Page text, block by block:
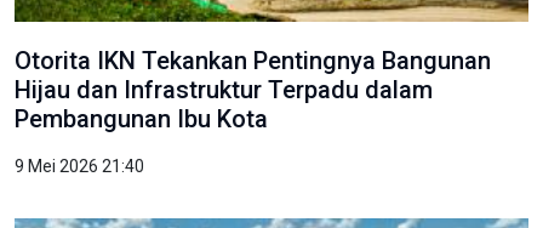
Otorita IKN Tekankan Pentingnya Bangunan
Hijau dan Infrastruktur Terpadu dalam
Pembangunan Ibu Kota
9 Mei 2026 21:40